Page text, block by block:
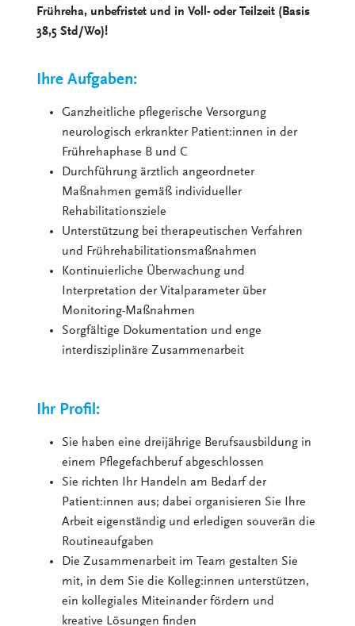
Frühreha, unbefristet und in Voll- oder Teilzeit (Basis
38,5 Std/Wo)!
Ihre Aufgaben:
Ganzheitliche pflegerische Versorgung
neurologisch erkrankter Patient:innen in der
Frührehaphase B und C
Durchführung ärztlich angeordneter
Maßnahmen gemäß individueller
Rehabilitationsziele
Unterstützung bei therapeutischen Verfahren
und Frührehabilitationsmaßnahmen
Kontinuierliche Überwachung und
Interpretation der Vitalparameter über
Monitoring-Maßnahmen
Sorgfältige Dokumentation und enge
interdisziplinäre Zusammenarbeit
Ihr Profil:
Sie haben eine dreijährige Berufsausbildung in
einem Pflegefachberuf abgeschlossen
Sie richten Ihr Handeln am Bedarf der
Patient:innen aus; dabei organisieren Sie Ihre
Arbeit eigenständig und erledigen souverän die
Routineaufgaben
Die Zusammenarbeit im Team gestalten Sie
mit, in dem Sie die Kolleg:innen unterstützen,
ein kollegiales Miteinander fördern und
kreative Lösungen finden